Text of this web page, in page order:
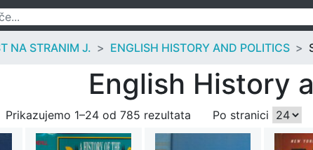
NA STRANIM J. ENGLISH HISTORY AND POLITICS
English History
Prikazujemo 1–24 od 785 rezultata Po stranici